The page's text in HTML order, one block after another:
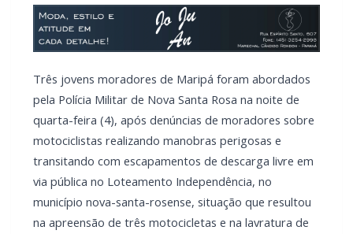
Três jovens moradores de Maripá foram abordados
pela Polícia Militar de Nova Santa Rosa na noite de
quarta-feira (4), após denúncias de moradores sobre
motociclistas realizando manobras perigosas e
transitando com escapamentos de descarga livre em
via pública no Loteamento Independência, no
município nova-santa-rosense, situação que resultou
na apreensão de três motocicletas e na lavratura de